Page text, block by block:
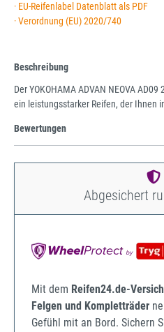
· EU-Reifenlabel Datenblatt als PDF
· Verordnung (EU) 2020/740
Beschreibung
Der YOKOHAMA ADVAN NEOVA
ein leistungsstarker Reifen, der Ihnen
Bewertungen
Abgesichert
Mit dem Reifen24.de-
Felgen und Kompletträder
Gefühl mit an Bord. Sichern